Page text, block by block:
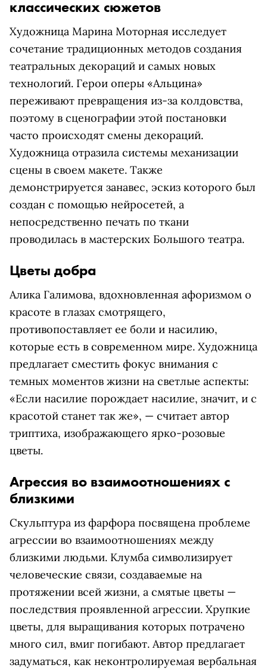
классических сюжетов
Художница Марина Моторная исследует
сочетание традиционных методов создания
театральных декораций и самых новых
технологий. Герои оперы «Альцина»
переживают превращения из-за колдовства,
поэтому в сценографии этой постановки
часто происходят смены декораций.
Художница отразила системы механизации
сцены в своем макете. Также
демонстрируется занавес, эскиз которого был
создан с помощью нейросетей, а
непосредственно печать по ткани
проводилась в мастерских Большого театра.
Цветы добра
Алика Галимова, вдохновленная афоризмом о
красоте в глазах смотрящего,
противопоставляет ее боли и насилию,
которые есть в современном мире. Художница
предлагает сместить фокус внимания с
темных моментов жизни на светлые аспекты:
«Если насилие порождает насилие, значит, и с
красотой станет так же», — считает автор
триптиха, изображающего ярко-розовые
цветы.
Агрессия во взаимоотношениях с
близкими
Скульптура из фарфора посвящена проблеме
агрессии во взаимоотношениях между
близкими людьми. Клумба символизирует
человеческие связи, создаваемые на
протяжении всей жизни, а смятые цветы —
последствия проявленной агрессии. Хрупкие
цветы, для выращивания которых потрачено
много сил, вмиг погибают. Автор предлагает
задуматься, как неконтролируемая вербальная